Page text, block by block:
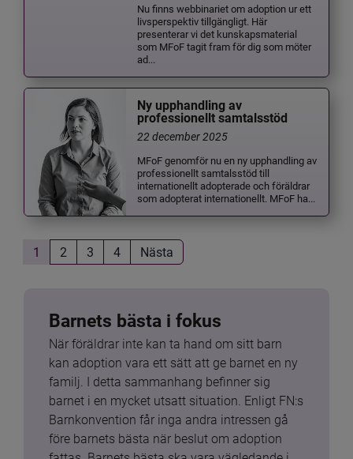
Nu finns webbinariet om adoption ur ett
livsperspektiv tillgängligt. Här
presenterar vi det kunskapsmaterial
som MFoF tagit fram för dig som möter
ad...
Ny upphandling av
professionellt samtalsstöd
22 december 2025
MFoF genomför nu en ny upphandling av
professionellt samtalsstöd till
internationellt adopterade och föräldrar
som adopterat internationellt. MFoF ha...
1 2 3 4 Nästa
Barnets bästa i fokus
När föräldrar inte kan ta hand om sitt barn
kan adoption vara ett sätt att ge barnet en ny
familj. I detta sammanhang befinner sig
barnet i en mycket utsatt situation. Enligt FN:s
Barnkonvention får inga andra intressen gå
före barnets bästa när beslut om adoption